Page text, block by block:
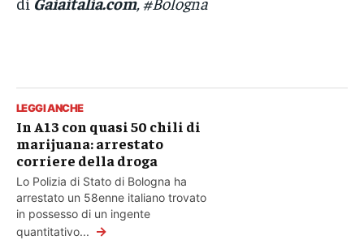
LEGGI ANCHE
In A13 con quasi 50 chili di
marijuana: arrestato
corriere della droga
Lo Polizia di Stato di Bologna ha
arrestato un 58enne italiano trovato
in possesso di un ingente
quantitativo... →